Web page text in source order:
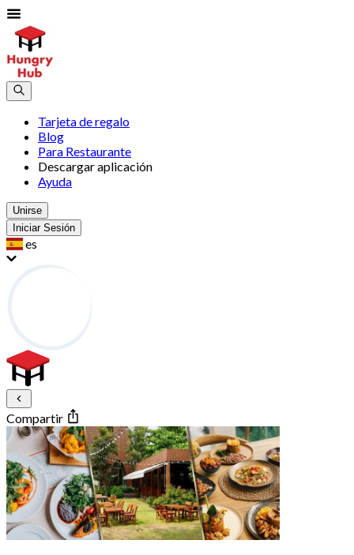
Tarjeta de regalo
Blog
Para Restaurante
Descargar aplicación
Ayuda
Unirse
Iniciar Sesión
es
Compartir